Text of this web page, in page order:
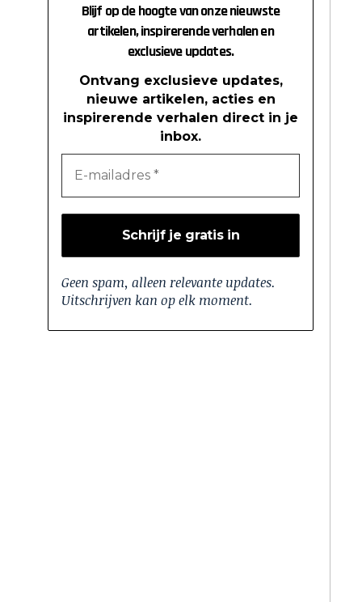
Blijf op de hoogte van onze nieuwste
artikelen, inspirerende verhalen en
exclusieve updates.
Ontvang exclusieve updates,
nieuwe artikelen, acties en
inspirerende verhalen direct in je
inbox.
Geen spam, alleen relevante updates.
Uitschrijven kan op elk moment.